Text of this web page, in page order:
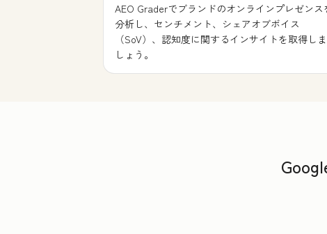
AEO Graderでブランドのオンラインプレゼンス
分析し、センチメント、シェアオブボイス
（SoV）、認知度に関するインサイトを取得しま
しょう。